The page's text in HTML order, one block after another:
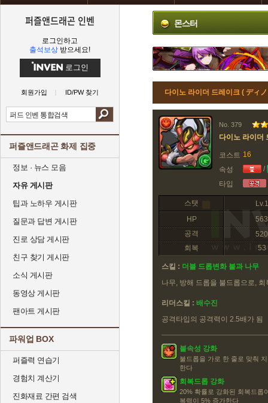
퍼즐앤드래곤 인벤
로그인하고
출석보상 받으세요!
로그인
회원가입 ID/PW 찾기
퍼즐앤드래곤 화제 집중
정보 · 뉴스 모음
자유 게시판
팁과 노하우 게시판
질문과 답변 게시판
진로 상담 게시판
친구 찾기 게시판
소식 게시판
동영상 게시판
팬아트 게시판
파워업 BOX
퍼즐력 연습기
경험치 계산기
진화재료 간편 검색
몬스터
다이노 라이더 드레이크 ( ディ
No. 379
다이노 라이더
코스트 16
속성
/
타입
스탯
Lv.1
HP
563
공격
520
회복
53
스킬 : 더블 드롭변화 불과 나무
나무, 방해 드롭을 불드롭으로,
리더스킬 : 배수진
공격타입의 공격력이 2.5배가 됨
불속성 강화
불드롭을 가로 한 줄로 맞춰
한다
회복드롭 강화
20% 확률로 강화된 회복드롭
복력이 5% 증가한다